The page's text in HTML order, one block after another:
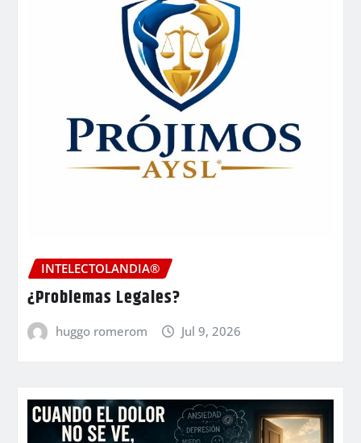
INTELECTOLANDIA®
¿Problemas Legales?
huggo romerom Jul 9, 2026